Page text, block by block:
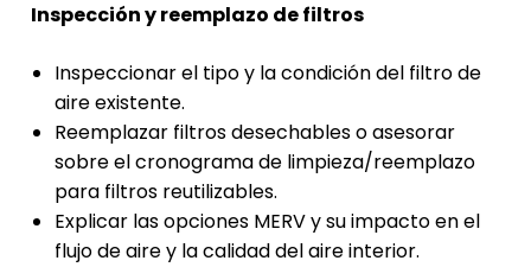
Inspección y reemplazo de filtros
Inspeccionar el tipo y la condición del filtro de
aire existente.
Reemplazar filtros desechables o asesorar
sobre el cronograma de limpieza/reemplazo
para filtros reutilizables.
Explicar las opciones MERV y su impacto en el
flujo de aire y la calidad del aire interior.